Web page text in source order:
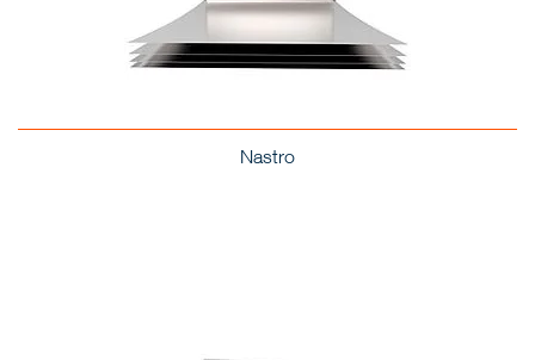
Nastro